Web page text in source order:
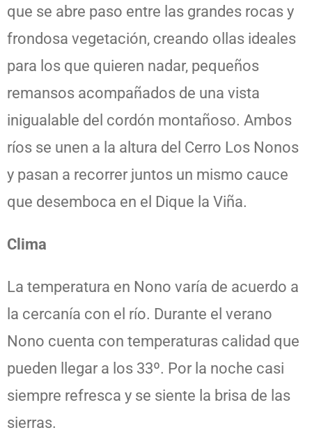
que se abre paso entre las grandes rocas y
frondosa vegetación, creando ollas ideales
para los que quieren nadar, pequeños
remansos acompañados de una vista
inigualable del cordón montañoso. Ambos
ríos se unen a la altura del Cerro Los Nonos
y pasan a recorrer juntos un mismo cauce
que desemboca en el Dique la Viña.
Clima
La temperatura en Nono varía de acuerdo a
la cercanía con el río. Durante el verano
Nono cuenta con temperaturas calidad que
pueden llegar a los 33º. Por la noche casi
siempre refresca y se siente la brisa de las
sierras.